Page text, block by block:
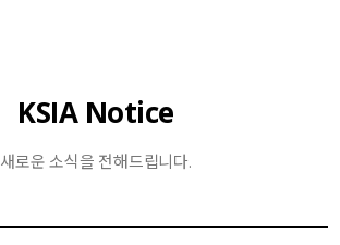
KSIA Notice
새로운 소식을 전해드립니다.